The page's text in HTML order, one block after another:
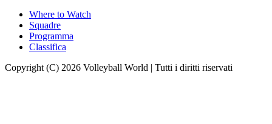
Where to Watch
Squadre
Programma
Classifica
Copyright (C) 2026 Volleyball World | Tutti i diritti riservati